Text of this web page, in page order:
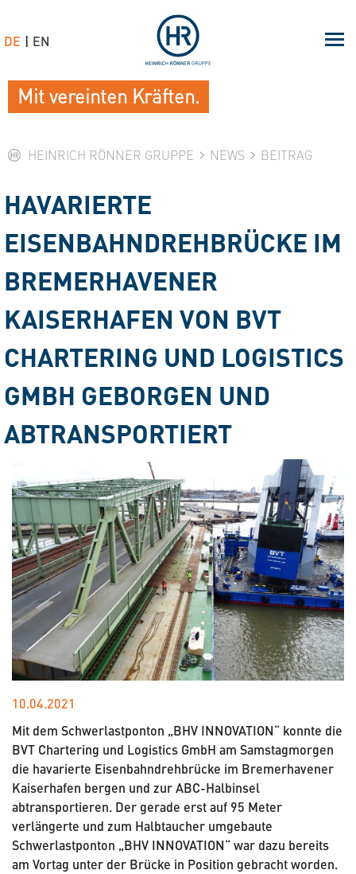
HEINRICH RÖNNER GRUPPE NEWS BEITRAG
HAVARIERTE
EISENBAHNDREHBRÜCKE IM
BREMERHAVENER
KAISERHAFEN VON BVT
CHARTERING UND LOGISTICS
GMBH GEBORGEN UND
ABTRANSPORTIERT
10.04.2021
Mit dem Schwerlastponton „BHV INNOVATION“ konnte die
BVT Chartering und Logistics GmbH am Samstagmorgen
die havarierte Eisenbahndrehbrücke im Bremerhavener
Kaiserhafen bergen und zur ABC-Halbinsel
abtransportieren. Der gerade erst auf 95 Meter
verlängerte und zum Halbtaucher umgebaute
Schwerlastponton „BHV INNOVATION“ war dazu bereits
am Vortag unter der Brücke in Position gebracht worden.
Mit vereinten Kräften.
DE EN